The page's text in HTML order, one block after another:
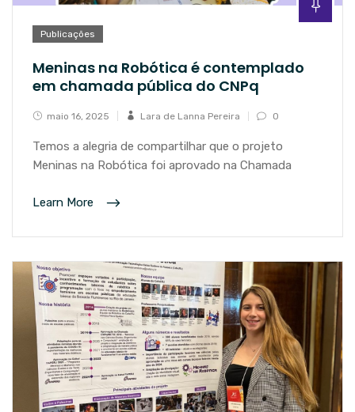
Publicações
Meninas na Robótica é contemplado
em chamada pública do CNPq
maio 16, 2025 Lara de Lanna Pereira 0
Temos a alegria de compartilhar que o projeto
Meninas na Robótica foi aprovado na Chamada
Learn More